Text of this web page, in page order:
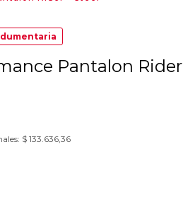
Pantalon Rider
$ 133 636 36